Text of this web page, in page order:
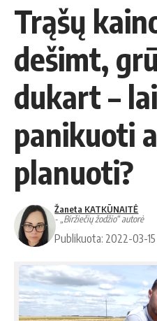
Trąšų
dešimt,
dukart –
panikuoti
planuoti?
Žaneta KATKŪNAITĖ
- „Biržiečių žodžio“ autorė
Publikuota: 2022-03-15